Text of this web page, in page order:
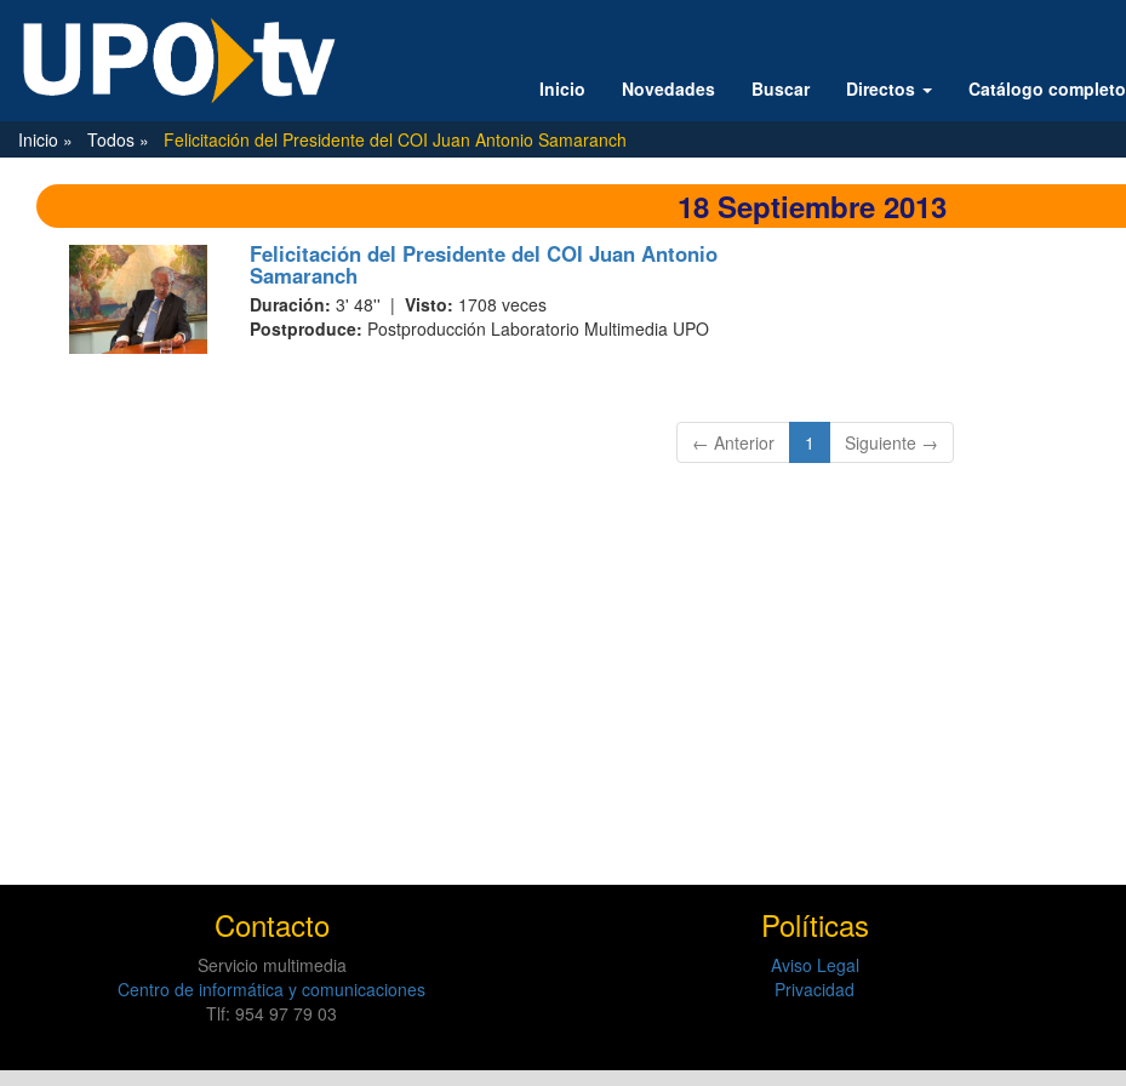
Inicio Novedades Buscar Directos Catálogo completo
Inicio Todos Felicitación del Presidente del COI Juan Antonio Samaranch
18 Septiembre 2013
Felicitación del Presidente del COI Juan Antonio
Samaranch
Duración: 3' 48'' | Visto: 1708 veces
Postproduce: Postproducción Laboratorio Multimedia UPO
← Anterior 1 (current)
Siguiente →
Contacto
Servicio multimedia
Centro de informática y comunicaciones
Tlf: 954 97 79 03
Políticas
Aviso Legal
Privacidad